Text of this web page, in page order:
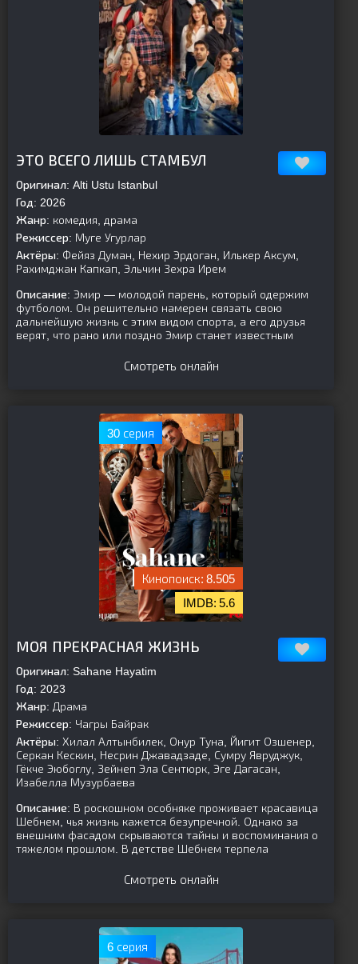
ЭТО ВСЕГО ЛИШЬ СТАМБУЛ
Оригинал: Alti Ustu Istanbul
Год: 2026
Жанр: комедия, драма
Режиссер: Муге Угурлар
Актёры: Фейяз Думан, Нехир Эрдоган, Илькер Аксум,
Рахимджан Капкап, Эльчин Зехра Ирем
Описание: Эмир — молодой парень, который одержим
футболом. Он решительно намерен связать свою
дальнейшую жизнь с этим видом спорта, а его друзья
верят, что рано или поздно Эмир станет известным
Смотреть онлайн
30 серия
8.505
5.6
МОЯ ПРЕКРАСНАЯ ЖИЗНЬ
Оригинал: Sahane Hayatim
Год: 2023
Жанр: Драма
Режиссер: Чагры Байрак
Актёры: Хилал Алтынбилек, Онур Туна, Йигит Озшенер,
Серкан Кескин, Несрин Джавадзаде, Сумру Явруджук,
Гёкче Эюбоглу, Зейнеп Эла Сентюрк, Эге Дагасан,
Изабелла Музурбаева
Описание: В роскошном особняке проживает красавица
Шебнем, чья жизнь кажется безупречной. Однако за
внешним фасадом скрываются тайны и воспоминания о
тяжелом прошлом. В детстве Шебнем терпела
Смотреть онлайн
6 серия